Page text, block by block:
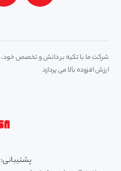
شرکت ما با تکیه بر دانش و تخصص خود،
ارزش افزوده بالا می پردازد